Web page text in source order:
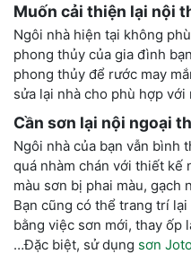
Muốn cải thiện lại nội
Ngôi nhà hiện tại không
phong thủy của gia đình
phong thủy để rước may
sửa lại nhà cho phù hợp với
Cần sơn lại nội ngoại
Ngôi nhà của bạn vẫn bình
quá nhàm chán với thiết kế
màu sơn bị phai màu, gạch
Bạn cũng có thể trang trí
bằng việc sơn mới, thay ốp
…Đặc biệt, sử dụng sơn